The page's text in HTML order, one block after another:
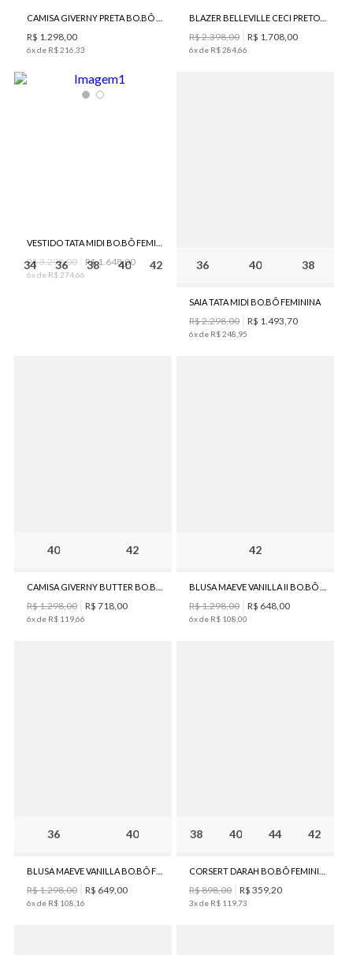
R$ 1 298 00
6x de R$216 33
R$2.398,00 R$ 1 708 00
6x de R$28466
34 36 38 40 42
R$3.298,00 R$1.648,00
6x de R$27466
36 40 38
SAIA TATA MIDI BO.BÔ FEMININA
R$2.298,00 R$ 1.493,70
6x de R$248 95
40 42
R$1.298,00 R$ 718 00
6x de R$ 11966
42
R$1.298,00 R$ 648 00
6x de R$ 108 00
36 40
R$1.298,00 R$ 649,00
6x de R$ 108,16
38 40 44 42
R$898,00 R$ 359,20
3x de R$ 119,73